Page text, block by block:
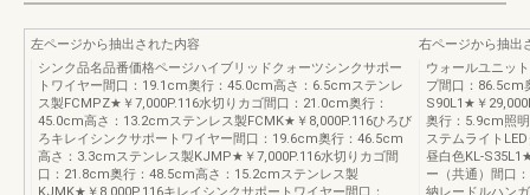
左ページから抽出された内容
シンク品名品番価格ページハイブリッドクォーツシンクサポー
トワイヤー間口：19.1cm奥行：45.0cm高さ：6.5cmステンレ
ス製FCMPZ★￥7,000P.116水切りカゴ間口：21.0cm奥行：
45.0cm高さ：13.2cmステンレス製FCMK★￥8,000P.116ひろび
ろキレイシンクサポートワイヤー間口：19.6cm奥行：46.5cm
高さ：3.3cmステンレス製KJMP★￥7,000P.116水切りカゴ間
口：21.8cm奥行：48.5cm高さ：15.2cmステンレス製
右ページから抽出
ウォールユニッ
プ間口：86.5cm
S90L1★￥
奥行：5.9cm照
ステムライト
昼白色KL-
ー（共通）間口